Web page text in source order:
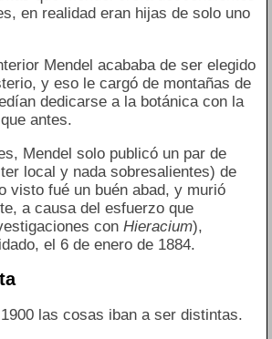
en realidad eran hijas de solo uno
Mendel acababa de ser elegido
y eso le cargó de montañas de
dedicarse a la botánica con la
antes.
Mendel solo publicó un par de
local y nada sobresalientes) de
visto fué un buén abad, y murió
a causa del esfuerzo que
con Hieracium),
el 6 de enero de 1884.
las cosas iban a ser distintas.